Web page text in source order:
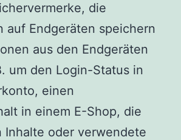
die
auf Endgeräten speichern
aus den Endgeräten
um den Login-Status in
einen
in einem E-Shop, die
Inhalte oder verwendete